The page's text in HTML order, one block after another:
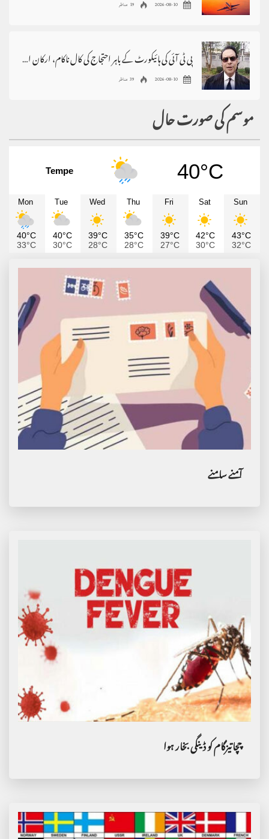
2026-08-10 19 مناظر
پی ٹی آئی کی ہائیکورٹ کے باہر احتجاج کی کال ناکام، ارکان اسمبلی نہ آئے
2026-08-10 39 مناظر
موسم کی صورت حال
Tempe 40°C
Mon
40°C
33°C
Tue
40°C
30°C
Wed
39°C
28°C
Thu
35°C
28°C
Fri
39°C
27°C
Sat
42°C
30°C
Sun
43°C
32°C
آمنے سامنے
چچاتیزگام کو ڈینگی بخار ہوا